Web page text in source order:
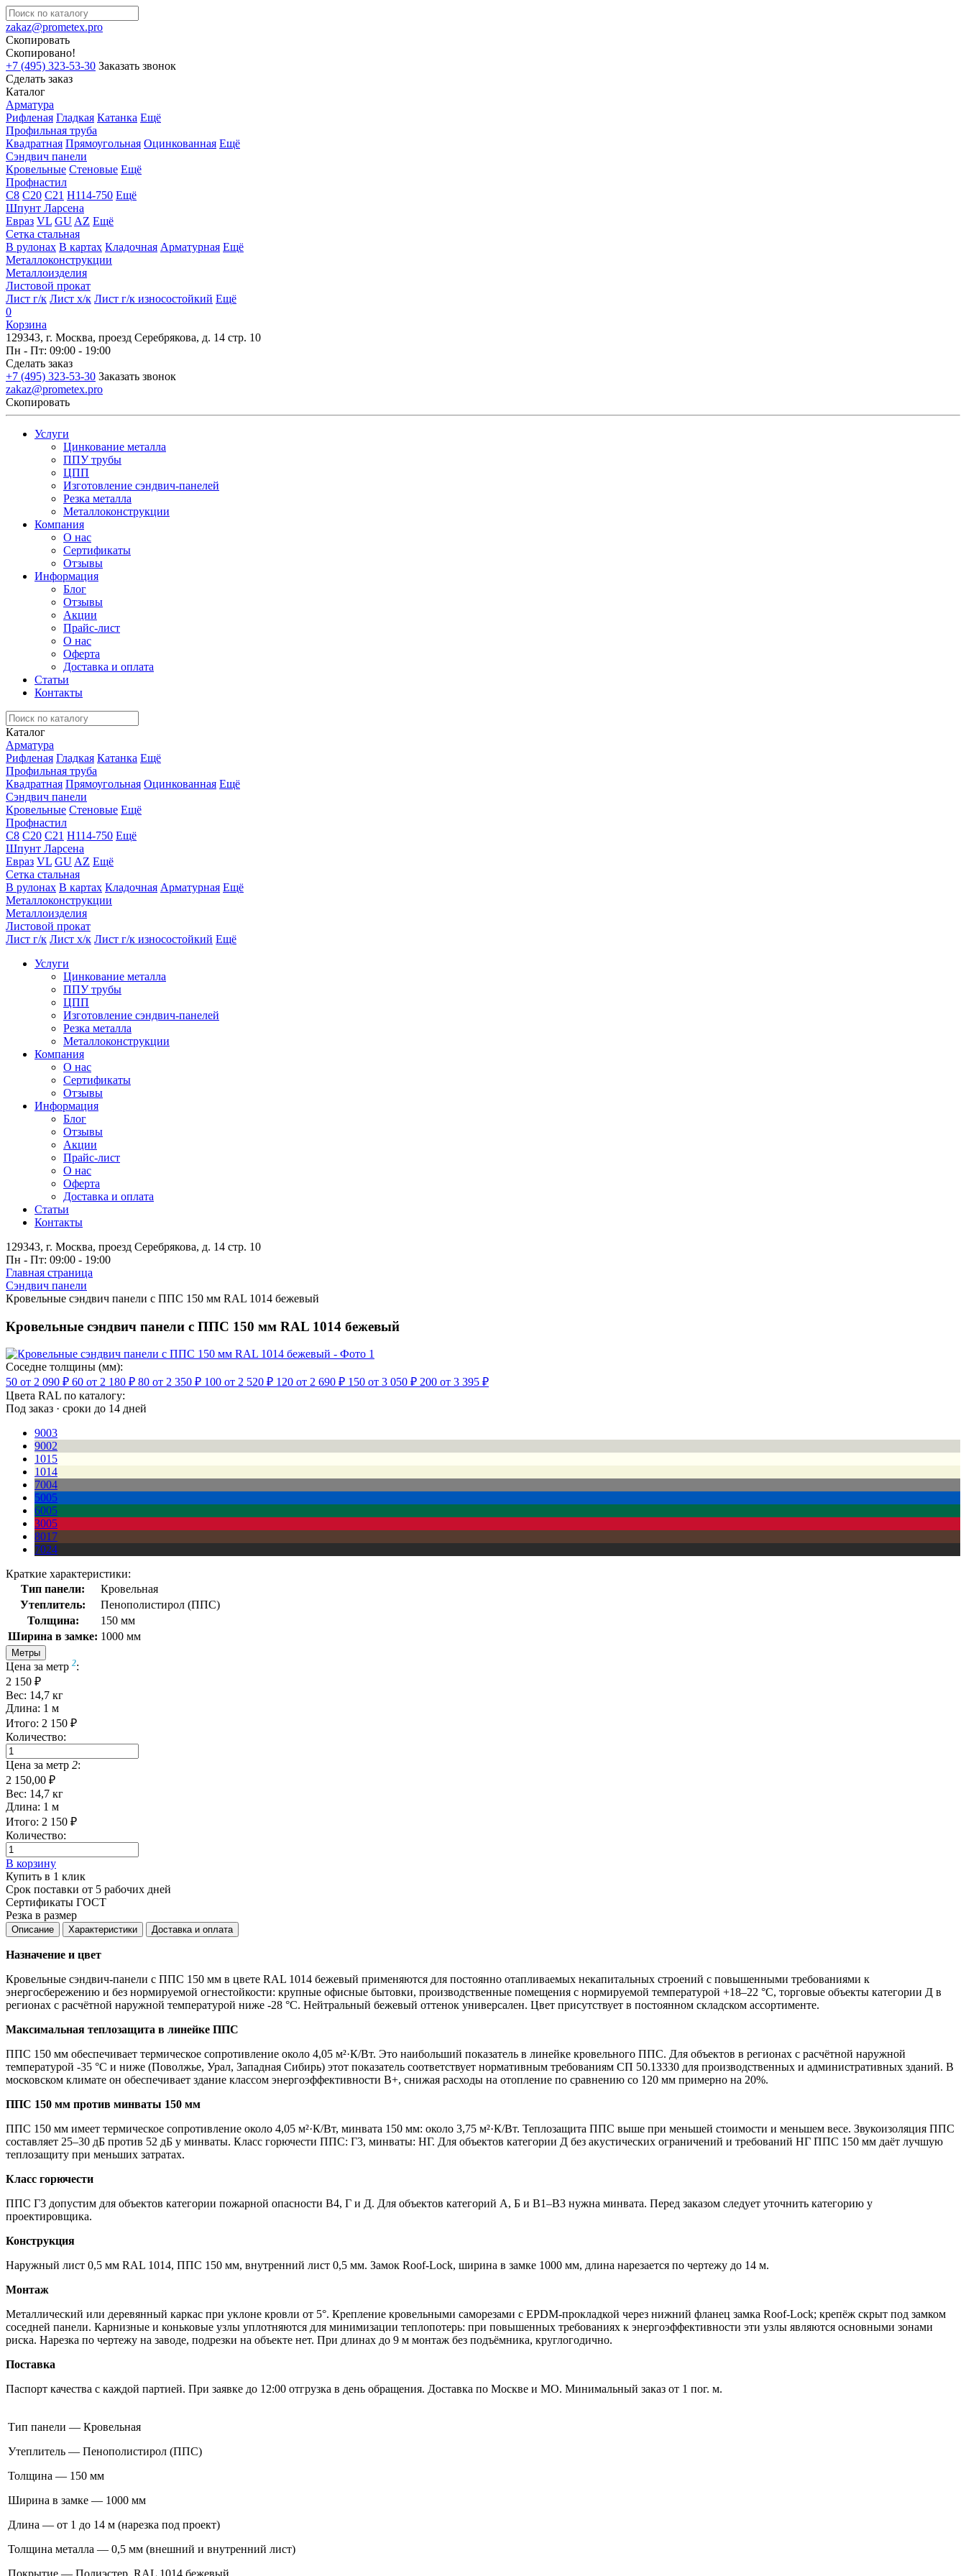
zakaz@prometex.pro
Скопировать
Скопировано!
+7 (495) 323-53-30 Заказать звонок
Сделать заказ
Каталог
Арматура
Рифленая Гладкая Катанка Ещё
Профильная труба
Квадратная Прямоугольная Оцинкованная Ещё
Сэндвич панели
Кровельные Стеновые Ещё
Профнастил
С8 С20 С21 Н114-750 Ещё
Шпунт Ларсена
Евраз VL GU AZ Ещё
Сетка стальная
В рулонах В картах Кладочная Арматурная Ещё
Металлоконструкции
Металлоизделия
Листовой прокат
Лист г/к Лист х/к Лист г/к износостойкий Ещё
0
Корзина
129343, г. Москва, проезд Серебрякова, д. 14 стр. 10
Пн - Пт: 09:00 - 19:00
Сделать заказ
+7 (495) 323-53-30 Заказать звонок
zakaz@prometex.pro
Скопировать
Услуги
Цинкование металла
ППУ трубы
ЦПП
Изготовление сэндвич-панелей
Резка металла
Металлоконструкции
Компания
О нас
Сертификаты
Отзывы
Информация
Блог
Отзывы
Акции
Прайс-лист
О нас
Оферта
Доставка и оплата
Статьи
Контакты
Каталог
Арматура
Рифленая Гладкая Катанка Ещё
Профильная труба
Квадратная Прямоугольная Оцинкованная Ещё
Сэндвич панели
Кровельные Стеновые Ещё
Профнастил
С8 С20 С21 Н114-750 Ещё
Шпунт Ларсена
Евраз VL GU AZ Ещё
Сетка стальная
В рулонах В картах Кладочная Арматурная Ещё
Металлоконструкции
Металлоизделия
Листовой прокат
Лист г/к Лист х/к Лист г/к износостойкий Ещё
Услуги
Цинкование металла
ППУ трубы
ЦПП
Изготовление сэндвич-панелей
Резка металла
Металлоконструкции
Компания
О нас
Сертификаты
Отзывы
Информация
Блог
Отзывы
Акции
Прайс-лист
О нас
Оферта
Доставка и оплата
Статьи
Контакты
129343, г. Москва, проезд Серебрякова, д. 14 стр. 10
Пн - Пт: 09:00 - 19:00
Главная страница
Сэндвич панели
Кровельные сэндвич панели с ППС 150 мм RAL 1014 бежевый
Кровельные сэндвич панели с ППС 150 мм RAL 1014 бежевый
Соседне толщины (мм):
50 от 2 090 ₽ 60 от 2 180 ₽ 80 от 2 350 ₽ 100 от 2 520 ₽ 120 от 2 690 ₽ 150 от 3 050 ₽ 200 от 3 395 ₽
Цвета RAL по каталогу:
Под заказ · сроки до 14 дней
9003
9002
1015
1014
7004
5005
6005
3005
8017
7024
Краткие характеристики:
Тип панели:
Кровельная
Утеплитель:
Пенополистирол (ППС)
Толщина:
150 мм
Ширина в замке: 1000 мм
Метры
Цена за метр 2:
2 150 ₽
Вес: 14,7 кг
Длина: 1 м
Итого: 2 150 ₽
Количество:
Цена за метр 2:
2 150,00 ₽
Вес: 14,7 кг
Длина: 1 м
Итого: 2 150 ₽
Количество:
В корзину
Купить в 1 клик
Срок поставки от 5 рабочих дней
Сертификаты ГОСТ
Резка в размер
Описание Характеристики Доставка и оплата
Назначение и цвет
Кровельные сэндвич-панели с ППС 150 мм в цвете RAL 1014 бежевый применяются для постоянно отапливаемых некапитальных строений с повышенными требованиями к
энергосбережению и без нормируемой огнестойкости: крупные офисные бытовки, производственные помещения с нормируемой температурой +18–22 °C, торговые объекты категории Д в
регионах с расчётной наружной температурой ниже -28 °C. Нейтральный бежевый оттенок универсален. Цвет присутствует в постоянном складском ассортименте.
Максимальная теплозащита в линейке ППС
ППС 150 мм обеспечивает термическое сопротивление около 4,05 м²·К/Вт. Это наибольший показатель в линейке кровельного ППС. Для объектов в регионах с расчётной наружной
температурой -35 °C и ниже (Поволжье, Урал, Западная Сибирь) этот показатель соответствует нормативным требованиям СП 50.13330 для производственных и административных зданий. В
московском климате он обеспечивает здание классом энергоэффективности В+, снижая расходы на отопление по сравнению со 120 мм примерно на 20%.
ППС 150 мм против минваты 150 мм
ППС 150 мм имеет термическое сопротивление около 4,05 м²·К/Вт, минвата 150 мм: около 3,75 м²·К/Вт. Теплозащита ППС выше при меньшей стоимости и меньшем весе. Звукоизоляция ППС
составляет 25–30 дБ против 52 дБ у минваты. Класс горючести ППС: Г3, минваты: НГ. Для объектов категории Д без акустических ограничений и требований НГ ППС 150 мм даёт лучшую
теплозащиту при меньших затратах.
Класс горючести
ППС Г3 допустим для объектов категории пожарной опасности В4, Г и Д. Для объектов категорий А, Б и В1–В3 нужна минвата. Перед заказом следует уточнить категорию у
проектировщика.
Конструкция
Наружный лист 0,5 мм RAL 1014, ППС 150 мм, внутренний лист 0,5 мм. Замок Roof-Lock, ширина в замке 1000 мм, длина нарезается по чертежу до 14 м.
Монтаж
Металлический или деревянный каркас при уклоне кровли от 5°. Крепление кровельными саморезами с EPDM-прокладкой через нижний фланец замка Roof-Lock; крепёж скрыт под замком
соседней панели. Карнизные и коньковые узлы уплотняются для минимизации теплопотерь: при повышенных требованиях к энергоэффективности эти узлы являются основными зонами
риска. Нарезка по чертежу на заводе, подрезки на объекте нет. При длинах до 9 м монтаж без подъёмника, круглогодично.
Поставка
Паспорт качества с каждой партией. При заявке до 12:00 отгрузка в день обращения. Доставка по Москве и МО. Минимальный заказ от 1 пог. м.
Тип панели — Кровельная
Утеплитель — Пенополистирол (ППС)
Толщина — 150 мм
Ширина в замке — 1000 мм
Длина — от 1 до 14 м (нарезка под проект)
Толщина металла — 0,5 мм (внешний и внутренний лист)